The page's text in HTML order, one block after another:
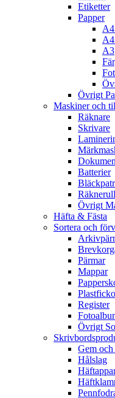
Etiketter
Papper
A3
Övrigt
Maskiner och
Räknare
Skrivare
Batterier
Övrigt
Häfta & Fästa
Sortera och
Pärmar
Mappar
Register
Övrigt
Gem
Hålslag